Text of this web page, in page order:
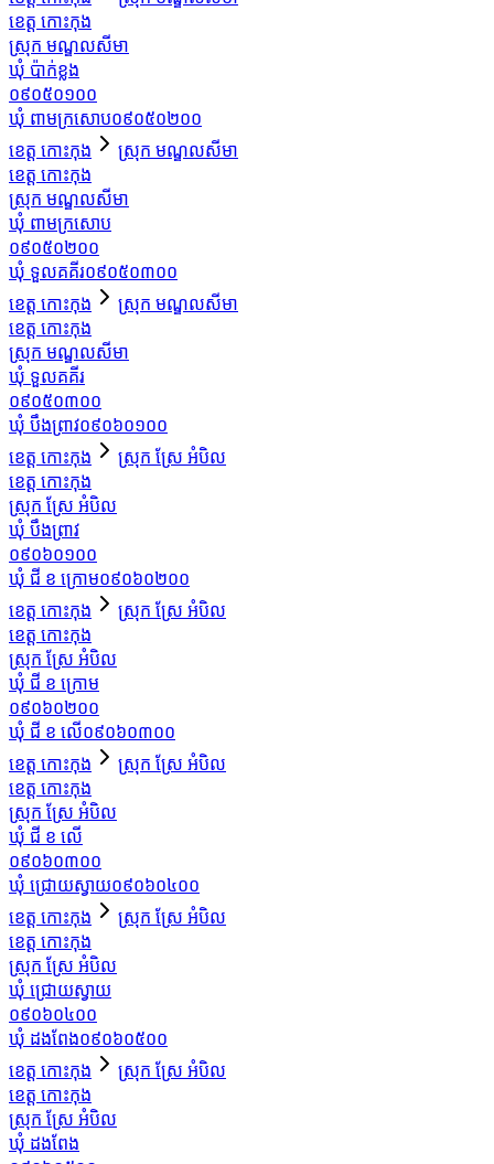
ខេត្ត កោះកុង
ស្រុក មណ្ឌលសីមា
ឃុំ ប៉ាក់ខ្លង
០៩០៥០១០០
ឃុំ ពាមក្រសោប០៩០៥០២០០
ខេត្ត កោះកុង
ស្រុក មណ្ឌលសីមា
ខេត្ត កោះកុង
ស្រុក មណ្ឌលសីមា
ឃុំ ពាមក្រសោប
០៩០៥០២០០
ឃុំ ទួលគគីរ០៩០៥០៣០០
ខេត្ត កោះកុង
ស្រុក មណ្ឌលសីមា
ខេត្ត កោះកុង
ស្រុក មណ្ឌលសីមា
ឃុំ ទួលគគីរ
០៩០៥០៣០០
ឃុំ បឹងព្រាវ០៩០៦០១០០
ខេត្ត កោះកុង
ស្រុក ស្រែ អំបិល
ខេត្ត កោះកុង
ស្រុក ស្រែ អំបិល
ឃុំ បឹងព្រាវ
០៩០៦០១០០
ឃុំ ជី ខ ក្រោម០៩០៦០២០០
ខេត្ត កោះកុង
ស្រុក ស្រែ អំបិល
ខេត្ត កោះកុង
ស្រុក ស្រែ អំបិល
ឃុំ ជី ខ ក្រោម
០៩០៦០២០០
ឃុំ ជី ខ លើ០៩០៦០៣០០
ខេត្ត កោះកុង
ស្រុក ស្រែ អំបិល
ខេត្ត កោះកុង
ស្រុក ស្រែ អំបិល
ឃុំ ជី ខ លើ
០៩០៦០៣០០
ឃុំ ជ្រោយស្វាយ០៩០៦០៤០០
ខេត្ត កោះកុង
ស្រុក ស្រែ អំបិល
ខេត្ត កោះកុង
ស្រុក ស្រែ អំបិល
ឃុំ ជ្រោយស្វាយ
០៩០៦០៤០០
ឃុំ ដងពែង០៩០៦០៥០០
ខេត្ត កោះកុង
ស្រុក ស្រែ អំបិល
ខេត្ត កោះកុង
ស្រុក ស្រែ អំបិល
ឃុំ ដងពែង